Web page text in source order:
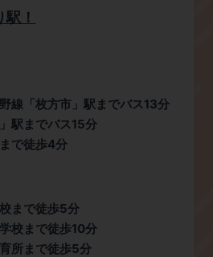
！
線「枚方市」駅までバス13分
駅までバス15分
で徒歩4分
まで徒歩5分
校まで徒歩10分
所まで徒歩5分